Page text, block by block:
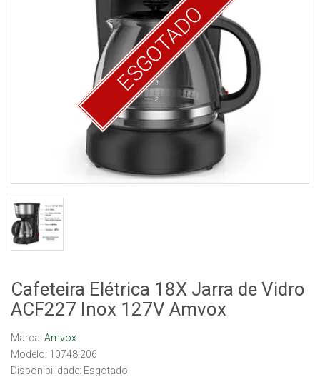
ESGOTADO
Cafeteira Elétrica 18X Jarra de Vidro
ACF227 Inox 127V Amvox
Marca: Amvox
Modelo: 10748.206
Disponibilidade: Esgotado